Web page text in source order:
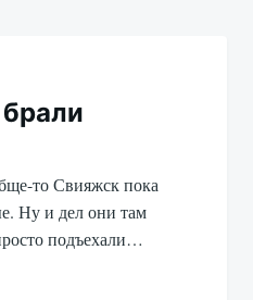
то Свияжск пока
Ну и дел они там
подъехали…